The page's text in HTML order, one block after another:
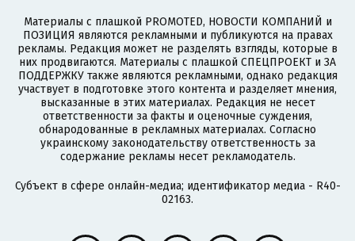
Материалы с плашкой PROMOTED, НОВОСТИ КОМПАНИЙ и
ПОЗИЦИЯ являются рекламными и публикуются на правах
рекламы. Редакция может не разделять взгляды, которые в
них продвигаются. Материалы с плашкой СПЕЦПРОЕКТ и ЗА
ПОДДЕРЖКУ также являются рекламными, однако редакция
участвует в подготовке этого контента и разделяет мнения,
высказанные в этих материалах. Редакция не несет
ответственности за факты и оценочные суждения,
обнародованные в рекламных материалах. Согласно
украинскому законодательству ответственность за
содержание рекламы несет рекламодатель.
Субъект в сфере онлайн-медиа; идентификатор медиа - R40-
02163.